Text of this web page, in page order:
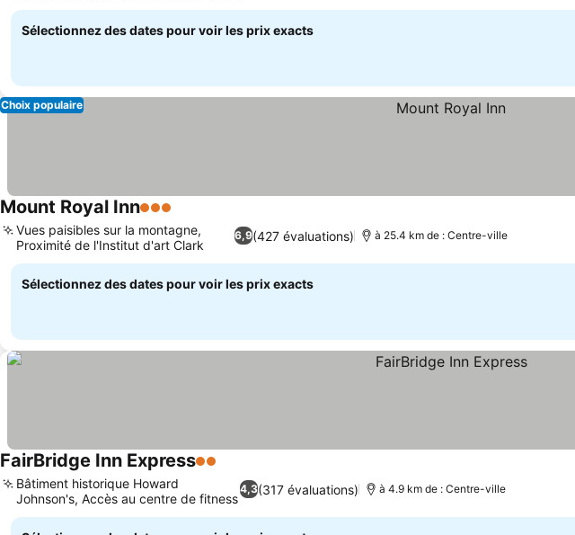
Sélectionnez des dates pour voir les prix exacts
Choix populaire
Mount Royal Inn3 Étoiles
6,9(427 évaluations)
Vues paisibles sur la montagne,
Proximité de l'Institut d'art Clark
à 25.4 km de : Centre-ville
Sélectionnez des dates pour voir les prix exacts
FairBridge Inn Express2 Étoiles
4,3(317 évaluations)
Bâtiment historique Howard
Johnson's, Accès au centre de fitness
à 4.9 km de : Centre-ville